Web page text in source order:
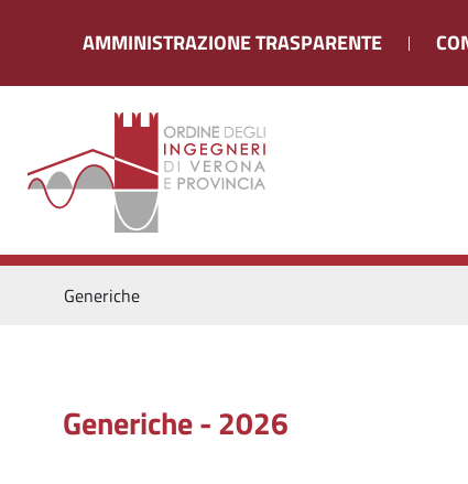
AMMINISTRAZIONE TRASPARENTE
Generiche
Generiche - 2026